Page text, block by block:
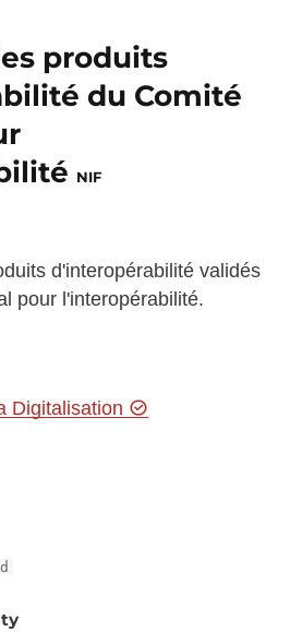
produits
du Comité
NIF
d'interopérabilité validés
pour l'interopérabilité.
Digitalisation